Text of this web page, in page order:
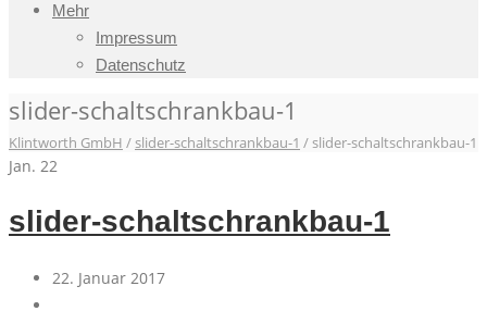
Mehr
Impressum
Datenschutz
slider-schaltschrankbau-1
Klintworth GmbH /slider-schaltschrankbau-1 /slider-schaltschrankbau-1
Jan. 22
slider-schaltschrankbau-1
22. Januar 2017